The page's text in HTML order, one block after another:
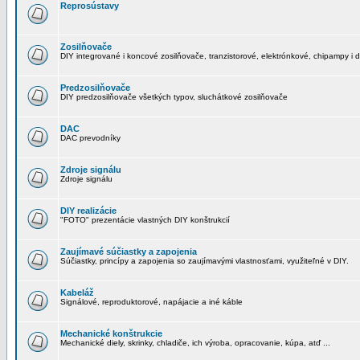
Reprosústavy
Zosilňovače
DIY integrované i koncové zosilňovače, tranzistorové, elektrónkové, chipampy i
Predzosilňovače
DIY predzosilňovače všetkých typov, sluchátkové zosilňovače
DAC
DAC prevodníky
Zdroje signálu
Zdroje signálu
DIY realizácie
"FOTO" prezentácie vlastných DIY konštrukcií
Zaujímavé súčiastky a zapojenia
Súčiastky, princípy a zapojenia so zaujímavými vlastnosťami, využiteľné v DIY.
Kabeláž
Signálové, reproduktorové, napájacie a iné káble
Mechanické konštrukcie
Mechanické diely, skrinky, chladiče, ich výroba, opracovanie, kúpa, atď ...